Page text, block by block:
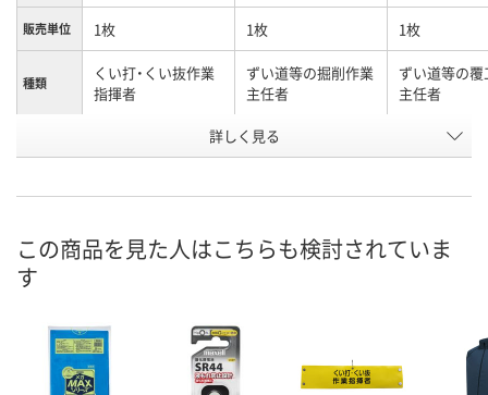
販売単位 1枚 1枚 1枚
種類
くい打・くい抜作業
指揮者
ずい道等の掘削作業
主任者
ずい道等の
主任者
P722548 P722546
8月21日（金）まで
カゴへ カ
詳しく見る
この商品を見た人はこちらも検討されていま
す